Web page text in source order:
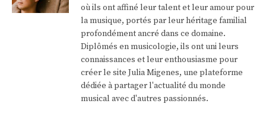
où ils ont affiné leur talent et leur amour pour
la musique, portés par leur héritage familial
profondément ancré dans ce domaine.
Diplômés en musicologie, ils ont uni leurs
connaissances et leur enthousiasme pour
créer le site Julia Migenes, une plateforme
dédiée à partager l'actualité du monde
musical avec d'autres passionnés.